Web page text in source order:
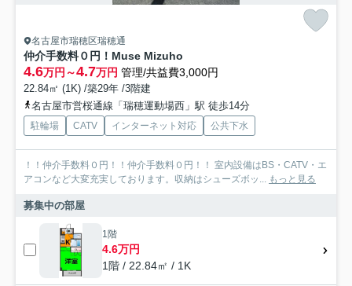
名古屋市瑞穂区瑞穂通
仲介手数料０円！Muse Mizuho
4.6万円～4.7万円 管理/共益費3,000円
22.84㎡ (1K) /築29年 /3階建
名古屋市営桜通線「瑞穂運動場西」駅 徒歩14分
駐輪場 CATV インターネット対応 公共下水
！！仲介手数料０円！！仲介手数料０円！！ 室内設備はBS・CATV・エ
アコンなど大変充実しております。収納はシューズボッ... もっと見る
募集中の部屋
1階
4.6万円
1階 / 22.84㎡ / 1K